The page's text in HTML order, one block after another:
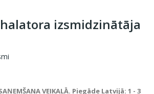
izsmidzinātāja
VEIKALĀ. Piegāde Latvijā: 1 - 3